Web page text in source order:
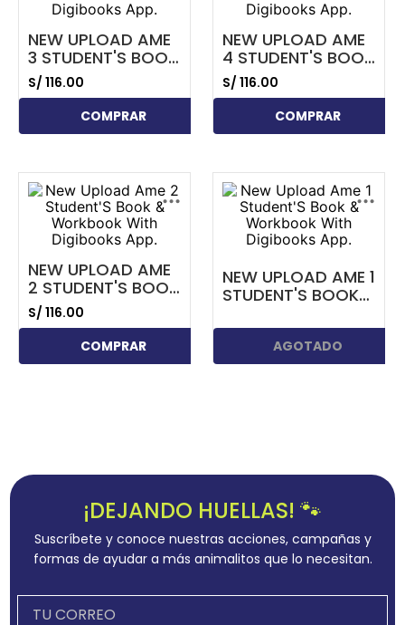
NEW UPLOAD AME
3 STUDENT'S BOOK
& WORKBOOK
WITH DIGIBOOKS
S/ 116.00
COMPRAR
NEW UPLOAD AME
4 STUDENT'S BOOK
& WORKBOOK
WITH DIGIBOOKS
S/ 116.00
COMPRAR
...
NEW UPLOAD AME
2 STUDENT'S BOOK
& WORKBOOK
WITH DIGIBOOKS
S/ 116.00
COMPRAR
...
NEW UPLOAD AME 1
STUDENT'S BOOK
WITH DIGIBOOKS
AGOTADO
¡DEJANDO HUELLAS! 🐾
Suscríbete y conoce nuestras acciones, campañas y
formas de ayudar a más animalitos que lo necesitan.